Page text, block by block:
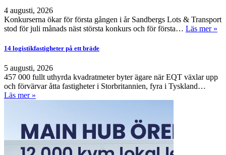
4 augusti, 2026
Konkurserna ökar för första gången i år Sandbergs Lots & Transport
stod för juli månads näst största konkurs och för första… Läs mer »
14 logistikfastigheter på ett bräde
5 augusti, 2026
457 000 fullt uthyrda kvadratmeter byter ägare när EQT växlar upp
och förvärvar åtta fastigheter i Storbritannien, fyra i Tyskland…
Läs mer »